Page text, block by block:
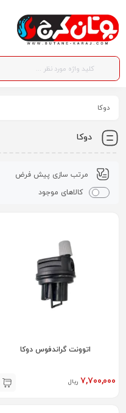
دوکا
دوکا
کالاهای موجود
اتوونت گراندفوس دوکا
۷,۷۰۰,۰۰۰ ریال